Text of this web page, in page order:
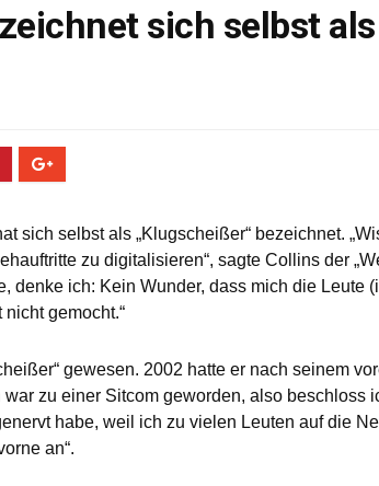
sich selbst
sich selbst als „Klugscheißer“ bezeichnet.
zu digitalisieren“, sagte Collins der
denke ich: Kein Wunder, dass mich die Leute
gemocht.“
gewesen. 2002 hatte er nach seinem
war zu einer Sitcom geworden, also beschloss
habe, weil ich zu vielen Leuten auf die
an“.